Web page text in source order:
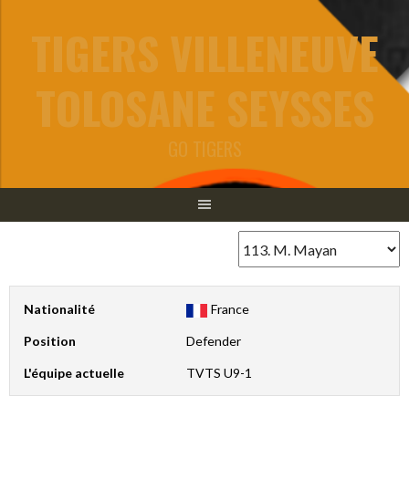
TIGERS VILLENEUVE
TOLOSANE SEYSSES
GO TIGERS
Nationalité France
Position Defender
L'équipe actuelle TVTS U9-1